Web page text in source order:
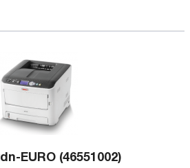
EURO (46551002)